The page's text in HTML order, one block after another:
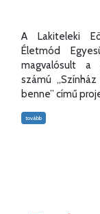
A Lakiteleki
Életmód
magvalósult a
számú
benne” című
tovább